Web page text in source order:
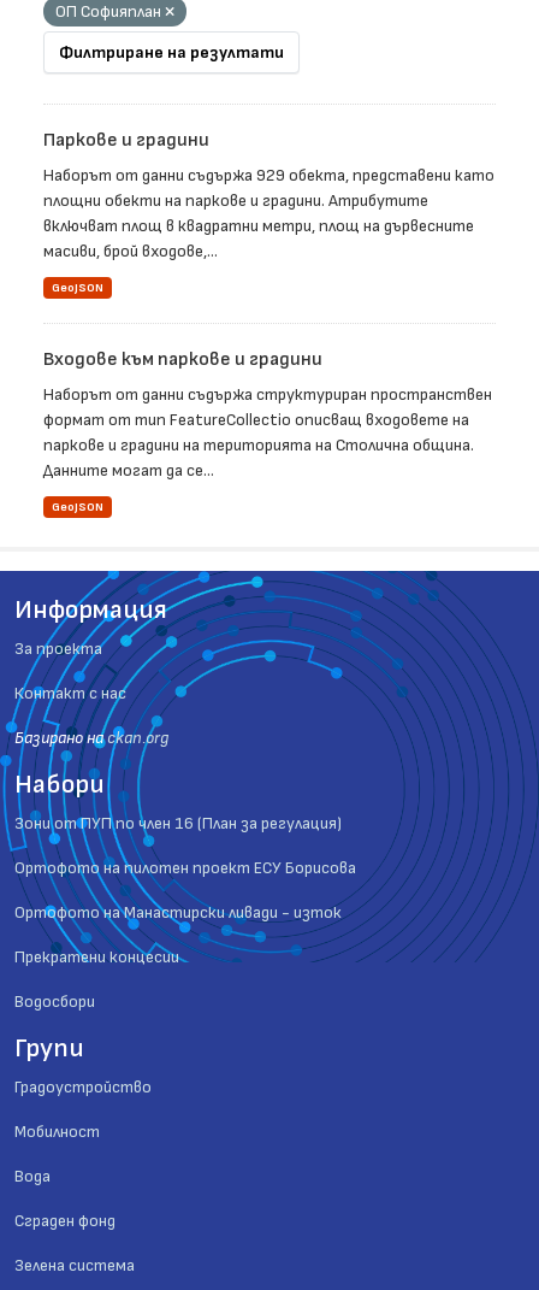
ОП Софияплан
Филтриране на резултати
Паркове и градини
Наборът от данни съдържа 929 обекта, представени като
площни обекти на паркове и градини. Атрибутите
включват площ в квадратни метри, площ на дървесните
масиви, брой входове,...
GeoJSON
Входове към паркове и градини
Наборът от данни съдържа структуриран пространствен
формат от тип FeatureCollectio описващ входовете на
паркове и градини на територията на Столична община.
Данните могат да се...
GeoJSON
Информация
За проекта
Контакт с нас
Базиранo наckan.org
Набори
Зони от ПУП по член 16 (План за регулация)
Ортофото на пилотен проект ЕСУ Борисова
Ортофото на Манастирски ливади - изток
Прекратени концесии
Водосбори
Групи
Градоустройство
Мобилност
Вода
Сграден фонд
Зелена система